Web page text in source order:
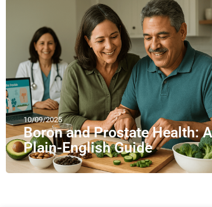
10/09/2025
Boron and Prostate Health: A
Plain-English Guide